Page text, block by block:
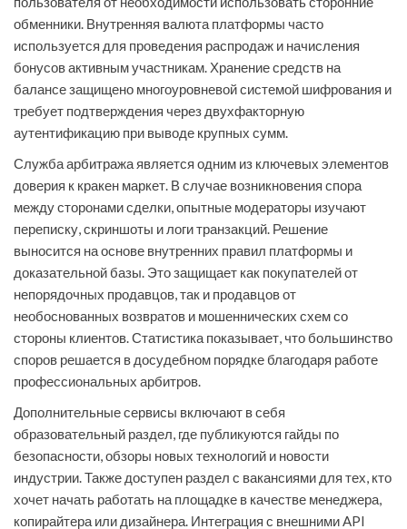
обменники. Внутренняя валюта платформы часто
используется для проведения распродаж и начисления
бонусов активным участникам. Хранение средств на
балансе защищено многоуровневой системой шифрования и
требует подтверждения через двухфакторную
аутентификацию при выводе крупных сумм.
Служба арбитража является одним из ключевых элементов
доверия к кракен маркет. В случае возникновения спора
между сторонами сделки, опытные модераторы изучают
переписку, скриншоты и логи транзакций. Решение
выносится на основе внутренних правил платформы и
доказательной базы. Это защищает как покупателей от
непорядочных продавцов, так и продавцов от
необоснованных возвратов и мошеннических схем со
стороны клиентов. Статистика показывает, что большинство
споров решается в досудебном порядке благодаря работе
профессиональных арбитров.
Дополнительные сервисы включают в себя
образовательный раздел, где публикуются гайды по
безопасности, обзоры новых технологий и новости
индустрии. Также доступен раздел с вакансиями для тех, кто
хочет начать работать на площадке в качестве менеджера,
копирайтера или дизайнера. Интеграция с внешними API